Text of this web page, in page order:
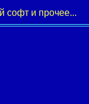
софт и прочее...